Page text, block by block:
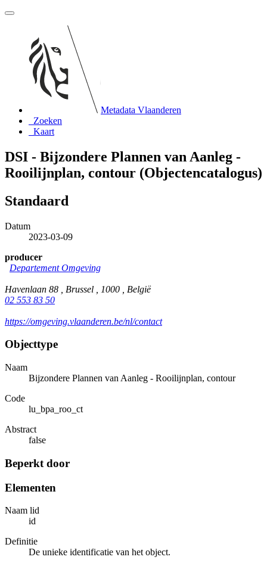
Metadata Vlaanderen
Zoeken
Kaart
DSI - Bijzondere Plannen van Aanleg -
Rooilijnplan, contour (Objectencatalogus)
Standaard
Datum
2023-03-09
producer
Departement Omgeving
Havenlaan 88 , Brussel , 1000 , België
02 553 83 50
https://omgeving.vlaanderen.be/nl/contact
Objecttype
Naam
Bijzondere Plannen van Aanleg - Rooilijnplan, contour
Code
lu_bpa_roo_ct
Abstract
false
Beperkt door
Elementen
Naam lid
id
Definitie
De unieke identificatie van het object.